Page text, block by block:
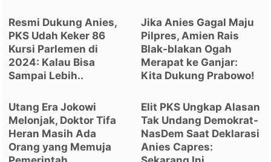
Resmi Dukung Anies,
PKS Udah Keker 86
Kursi Parlemen di
2024: Kalau Bisa
Sampai Lebih..
Jika Anies Gagal Maju
Pilpres, Amien Rais
Blak-blakan Ogah
Merapat ke Ganjar:
Kita Dukung Prabowo!
Utang Era Jokowi
Melonjak, Doktor Tifa
Heran Masih Ada
Orang yang Memuja
Elit PKS Ungkap Alasan
Tak Undang Demokrat-
NasDem Saat Deklarasi
Anies Capres: